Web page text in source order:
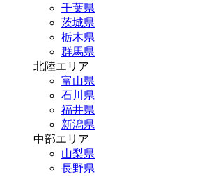
千葉県
茨城県
栃木県
群馬県
北陸エリア
富山県
石川県
福井県
新潟県
中部エリア
山梨県
長野県